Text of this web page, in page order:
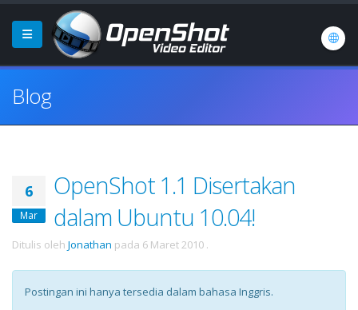
Blog
6
Mar
OpenShot 1.1 Disertakan
dalam Ubuntu 10.04!
Ditulis oleh Jonathan pada 6 Maret 2010 .
Postingan ini hanya tersedia dalam bahasa Inggris.